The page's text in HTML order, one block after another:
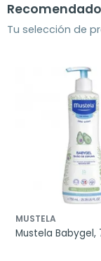
Tu selección de
MUSTELA
Mustela Babygel,